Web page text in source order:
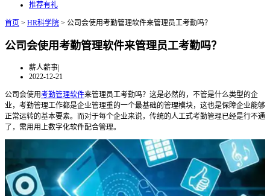
推荐有礼
首页 > HR科学院 > 公司会使用考勤管理软件来管理员工考勤吗？
公司会使用考勤管理软件来管理员工考勤吗？
薪人薪事|
2022-12-21
公司会使用考勤管理软件来管理员工考勤吗？这是必然的， 不管是什么类型的企
业，考勤管理工作都是企业管理重的一个最基础的管理模块， 这也是保障企业能够
正常运转的基本要素。而对于每个企业来说， 传统的人工式考勤管理已经是行不通
了，需用用上数字化软件配合管理。